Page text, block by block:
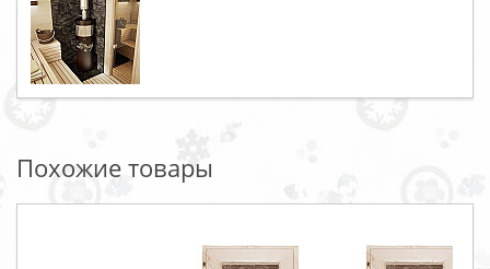
Похожие товары